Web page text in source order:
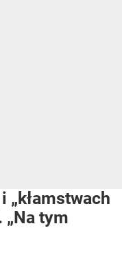
tym